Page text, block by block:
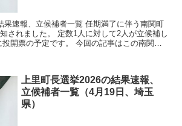
果速報、立候補者一覧 任期満了に伴う南関町
されました。 定数1人に対して2人が立候補し
開票の予定です。 今回の記事はこの南関町
上里町長選挙2026の結果速報、
立候補者一覧（4月19日、埼玉
県）